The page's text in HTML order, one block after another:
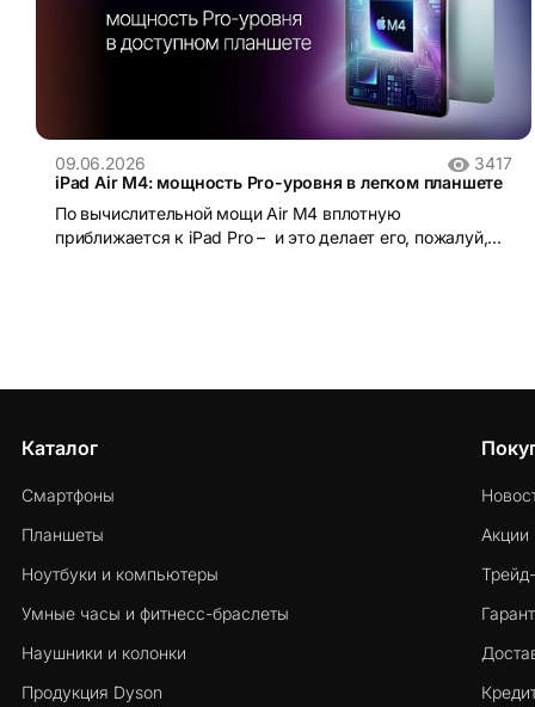
09.06.2026
3417
iPad Air M4: мощность Pro-уровня в легком планшете
По вычислительной мощи Air M4 вплотную
приближается к iPad Pro – и это делает его, пожалуй,
Каталог
Смартфоны
Планшеты
Ноутбуки и компьютеры
Умные часы и фитнесс-браслеты
Наушники и колонки
Продукция Dyson
Акции